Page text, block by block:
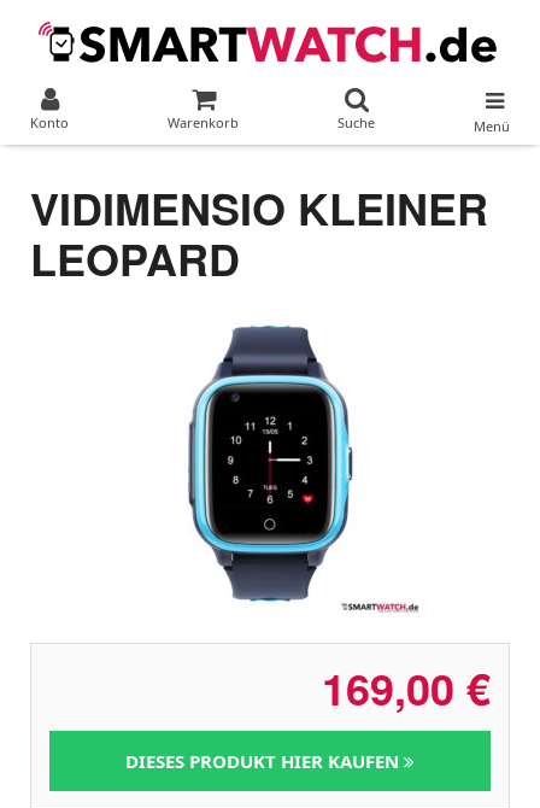
Konto Warenkorb Suche Menü
VIDIMENSIO KLEINER
LEOPARD
169,00 €
DIESES PRODUKT HIER KAUFEN